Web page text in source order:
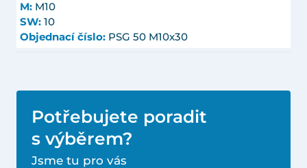
M: M10
SW: 10
Objednací číslo: PSG 50 M10x30
Potřebujete poradit
s výběrem?
Jsme tu pro vás